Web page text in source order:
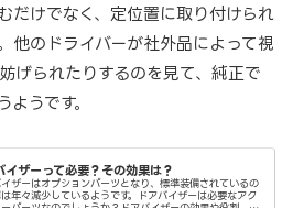
だけでなく、定位置に取り付けられ
他のドライバーが社外品によって視
げられたりするのを見て、純正で
うです。
イザーって必要？その効果は？
イザーはオプションパーツとなり、標準装備されているの
年々減少しているようです。ドアバイザーは必要なアク